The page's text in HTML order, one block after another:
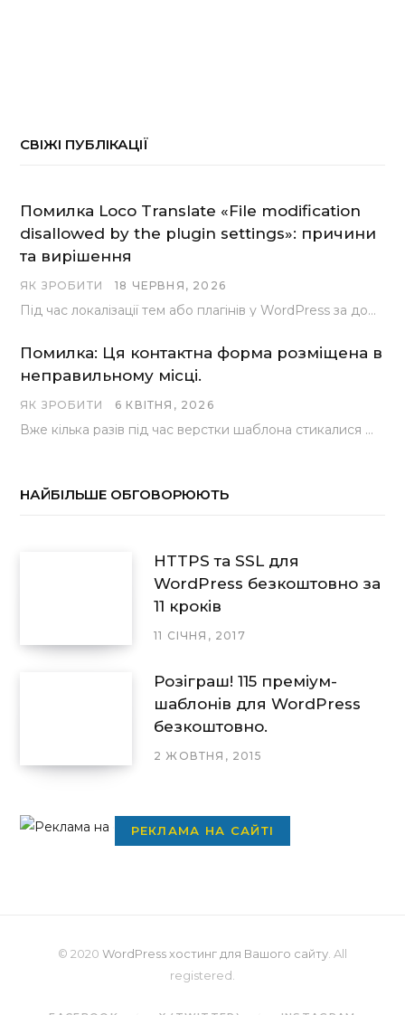
СВІЖІ ПУБЛІКАЦІЇ
Помилка Loco Translate «File modification
disallowed by the plugin settings»: причини
та вирішення
ЯК ЗРОБИТИ 18 ЧЕРВНЯ, 2026
Під час локалізації тем або плагінів у WordPress за допомогою популярного інструменту Loco Translate розробники…
Помилка: Ця контактна форма розміщена в
неправильному місці.
ЯК ЗРОБИТИ 6 КВІТНЯ, 2026
Вже кілька разів під час верстки шаблона стикалися з проблемою, коли замість контактної форми, згенерованої…
НАЙБІЛЬШЕ ОБГОВОРЮЮТЬ
HTTPS та SSL для
WordPress безкоштовно за
11 кроків
11 СІЧНЯ, 2017
Розіграш! 115 преміум-
шаблонів для WordPress
безкоштовно.
2 ЖОВТНЯ, 2015
РЕКЛАМА НА САЙТІ
© 2020 WordPress хостинг для Вашого сайту . All
registered.